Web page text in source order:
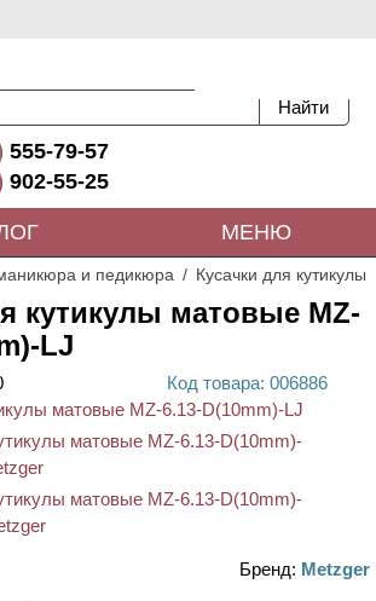
555-79-57
902-55-25
МЕНЮ
и педикюра Кусачки для кутикулы
кутикулы матовые MZ-
LJ
Код товара: 006886
Бренд: Metzger